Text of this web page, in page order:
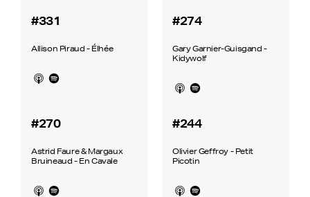
#331
Allison Piraud - Élhée
#274
Gary Garnier-Guisgand -
Kidywolf
#270
Astrid Faure & Margaux
Bruineaud - En Cavale
#244
Olivier Geffroy - Petit
Picotin